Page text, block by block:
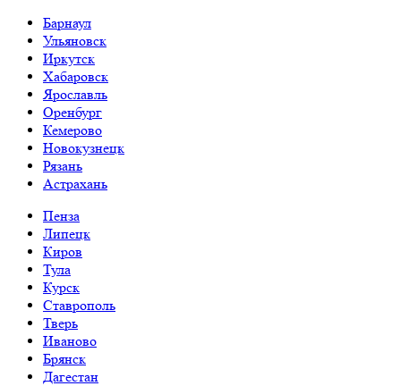
Барнаул
Ульяновск
Иркутск
Хабаровск
Ярославль
Оренбург
Кемерово
Новокузнецк
Рязань
Астрахань
Пенза
Липецк
Киров
Тула
Курск
Ставрополь
Тверь
Иваново
Брянск
Дагестан